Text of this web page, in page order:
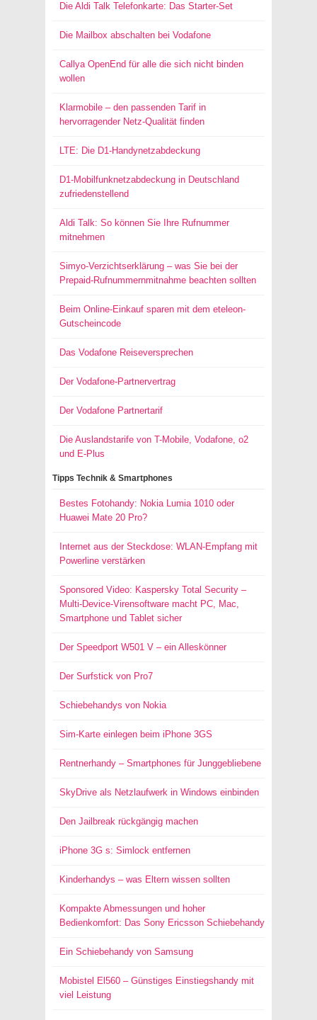
Die Aldi Talk Telefonkarte: Das Starter-Set
Die Mailbox abschalten bei Vodafone
Callya OpenEnd für alle die sich nicht binden
wollen
Klarmobile – den passenden Tarif in
hervorragender Netz-Qualität finden
LTE: Die D1-Handynetzabdeckung
D1-Mobilfunknetzabdeckung in Deutschland
zufriedenstellend
Aldi Talk: So können Sie Ihre Rufnummer
mitnehmen
Simyo-Verzichtserklärung – was Sie bei der
Prepaid-Rufnummernmitnahme beachten sollten
Beim Online-Einkauf sparen mit dem eteleon-
Gutscheincode
Das Vodafone Reiseversprechen
Der Vodafone-Partnervertrag
Der Vodafone Partnertarif
Die Auslandstarife von T-Mobile, Vodafone, o2
und E-Plus
Tipps Technik & Smartphones
Bestes Fotohandy: Nokia Lumia 1010 oder
Huawei Mate 20 Pro?
Internet aus der Steckdose: WLAN-Empfang mit
Powerline verstärken
Sponsored Video: Kaspersky Total Security –
Multi-Device-Virensoftware macht PC, Mac,
Smartphone und Tablet sicher
Der Speedport W501 V – ein Alleskönner
Der Surfstick von Pro7
Schiebehandys von Nokia
Sim-Karte einlegen beim iPhone 3GS
Rentnerhandy – Smartphones für Junggebliebene
SkyDrive als Netzlaufwerk in Windows einbinden
Den Jailbreak rückgängig machen
iPhone 3G s: Simlock entfernen
Kinderhandys – was Eltern wissen sollten
Kompakte Abmessungen und hoher
Bedienkomfort: Das Sony Ericsson Schiebehandy
Ein Schiebehandy von Samsung
Mobistel El560 – Günstiges Einstiegshandy mit
viel Leistung